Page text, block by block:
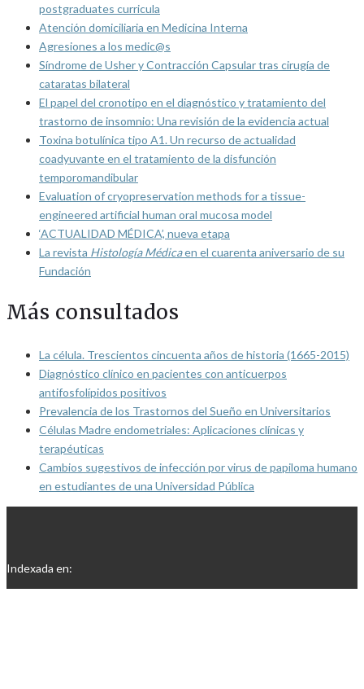
postgraduates curricula
Atención domiciliaria en Medicina Interna
Agresiones a los medic@s
Síndrome de Usher y Contracción Capsular tras cirugía de
cataratas bilateral
El papel del cronotipo en el diagnóstico y tratamiento del
trastorno de insomnio: Una revisión de la evidencia actual
Toxina botulínica tipo A1. Un recurso de actualidad
coadyuvante en el tratamiento de la disfunción
temporomandibular
Evaluation of cryopreservation methods for a tissue-
engineered artificial human oral mucosa model
‘ACTUALIDAD MÉDICA’, nueva etapa
La revista Histología Médicaen el cuarenta aniversario de su
Fundación
Más consultados
La célula. Trescientos cincuenta años de historia (1665-2015)
Diagnóstico clínico en pacientes con anticuerpos
antifosfolípidos positivos
Prevalencia de los Trastornos del Sueño en Universitarios
Células Madre endometriales: Aplicaciones clínicas y
terapéuticas
Cambios sugestivos de infección por virus de papiloma humano
en estudiantes de una Universidad Pública
Indexada en: